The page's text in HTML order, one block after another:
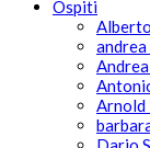
Ospiti
Arnold